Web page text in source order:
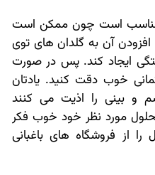
مناسب است چون ممکن است
آن به گلدان های توی
ایجاد کند. پس در صورت
خوب دقت کنید. یادتان
و بینی را اذیت می کنند
مورد نظر خود خوب فکر
را از فروشگاه های باغبانی